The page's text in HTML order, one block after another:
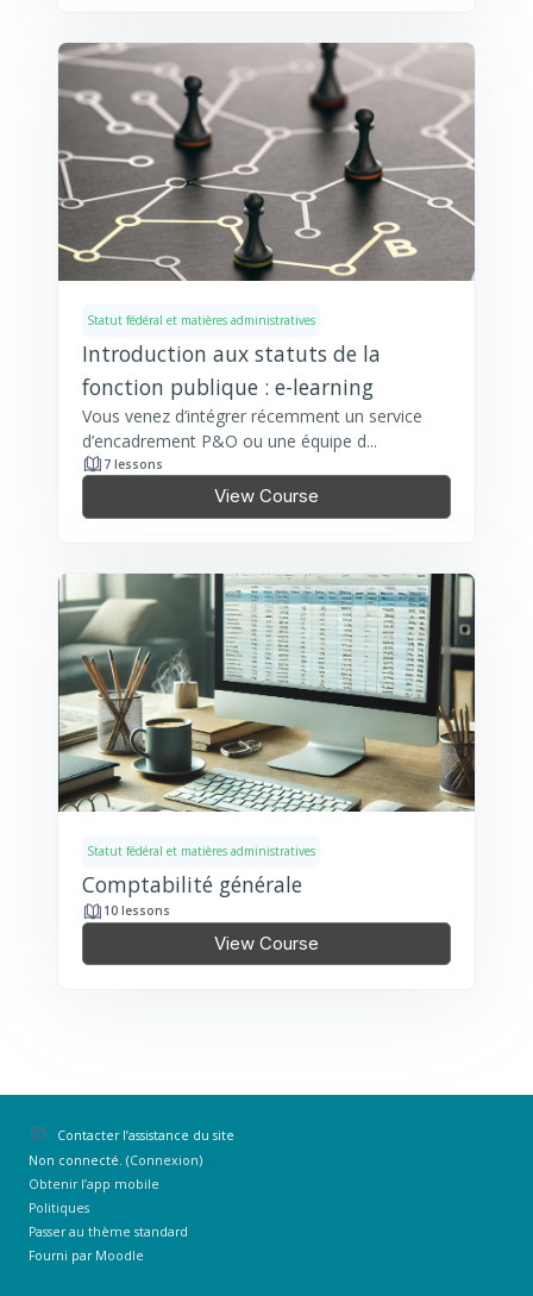
Statut fédéral et matières administratives
Introduction aux statuts de la
fonction publique : e-learning
Vous venez d’intégrer récemment un service
d’encadrement P&O ou une équipe d...
7 lessons
View Course
Statut fédéral et matières administratives
Comptabilité générale
10 lessons
View Course
Contacter l’assistance du site
Non connecté. (Connexion)
Obtenir l’app mobile
Politiques
Passer au thème standard
Fourni par Moodle